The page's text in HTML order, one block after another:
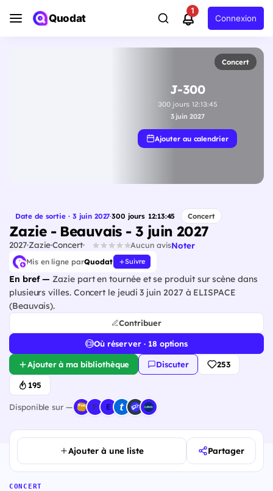
Quodat
1
Connexion
Concert
J-300
300jours 12:13:44
3 juin 2027
Ajouter au calendrier
Date de sortie · 3 juin 2027·300 jours 12:13:44 Concert
Zazie - Beauvais - 3 juin 2027
2027ZazieConcert Aucun avisNoter
Mis en ligne parQuodat Suivre
En bref — Zazie part en tournée et se produit sur scène dans
plusieurs villes. Concert le jeudi 3 juin 2027 à ELISPACE
(Beauvais).
Contribuer
Où réserver · 18 options
Ajouter à ma bibliothèque Discuter 253
195
Disponible sur —
Ajouter à une liste Partager
CONCERT